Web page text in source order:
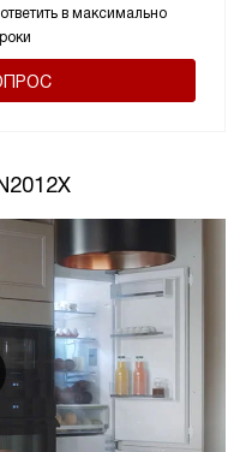
в максимально